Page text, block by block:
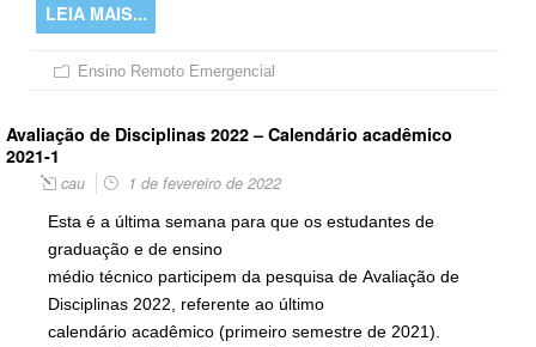
LEIA MAIS...
Ensino Remoto Emergencial
Avaliação de Disciplinas 2022 – Calendário acadêmico
2021-1
cau 1 de fevereiro de 2022
Esta é a última semana para que os estudantes de
graduação e de ensino
médio técnico participem da pesquisa de Avaliação de
Disciplinas 2022, referente ao último
calendário acadêmico (primeiro semestre de 2021).